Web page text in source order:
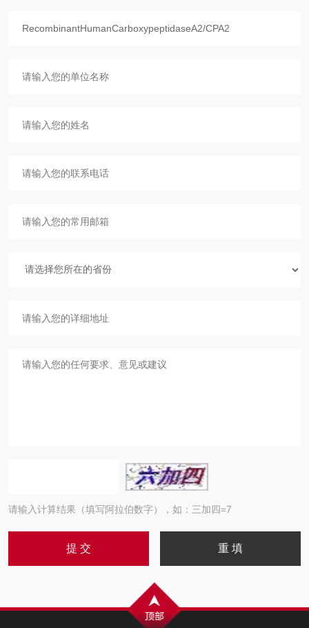
请输入计算结果（填写阿拉伯数字），如：三加四=7